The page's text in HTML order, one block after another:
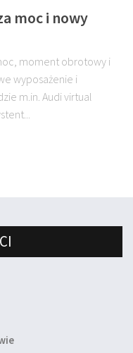
moc i nowy
moment obrotowy i
wyposażenie i
m.in. Audi virtual